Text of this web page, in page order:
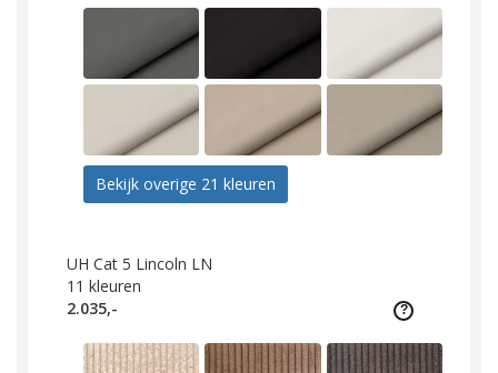
Bekijk overige 21 kleuren
UH Cat 5 Lincoln LN
11 kleuren
2.035,-